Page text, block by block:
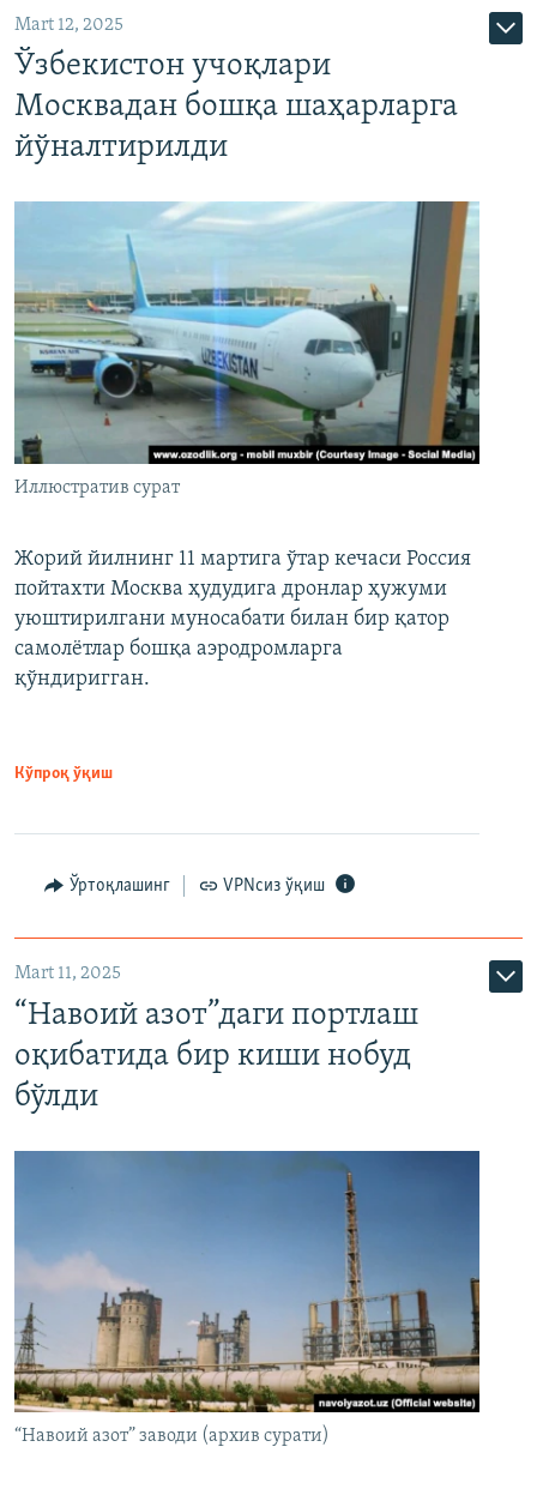
Mart 12, 2025
Ўзбекистон учоқлари
Москвадан бошқа шаҳарларга
йўналтирилди
Иллюстратив сурат
Жорий йилнинг 11 мартига ўтар кечаси Россия
пойтахти Москва ҳудудига дронлар ҳужуми
уюштирилгани муносабати билан бир қатор
самолётлар бошқа аэродромларга
қўндиригган.
Кўпроқ ўқиш
Ўртоқлашинг VPNсиз ўқиш
Mart 11, 2025
“Навоий азот”даги портлаш
оқибатида бир киши нобуд
бўлди
“Навоий азот” заводи (архив сурати)